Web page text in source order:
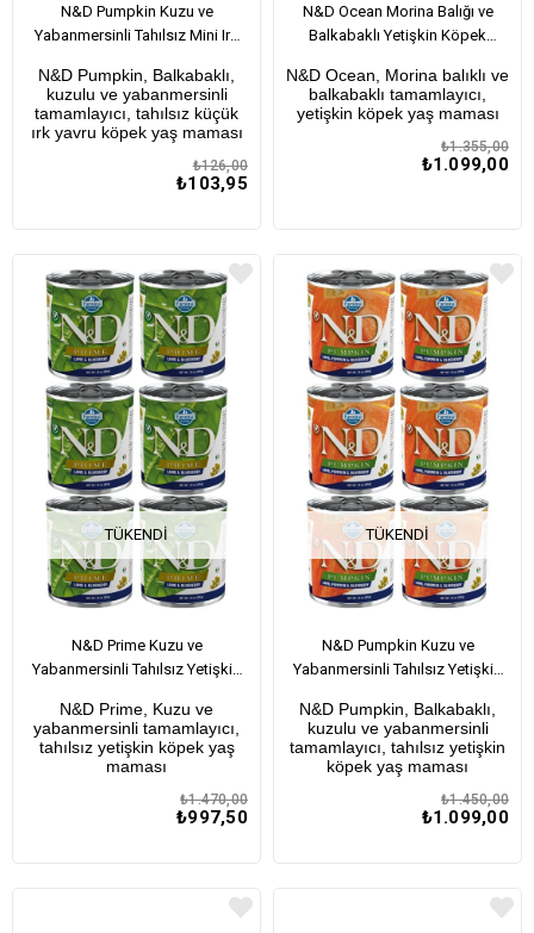
N&D Pumpkin Kuzu ve
Yabanmersinli Tahılsız Mini Irk
N&D Pumpkin, Balkabaklı,
kuzulu ve yabanmersinli
tamamlayıcı, tahılsız küçük
ırk yavru köpek yaş maması
₺103,95
₺126,00
N&D Ocean Morina Balığı ve
Balkabaklı Yetişkin Köpek
Konservesi 285 Gr x 6 Adet
N&D Ocean, Morina balıklı ve
balkabaklı tamamlayıcı,
yetişkin köpek yaş maması
₺1.099,00
₺1.355,00
TÜKENDI
N&D Prime Kuzu ve
Yabanmersinli Tahılsız Yetişkin
Adet
N&D Prime, Kuzu ve
yabanmersinli tamamlayıcı,
tahılsız yetişkin köpek yaş
maması
₺997,50
₺1.470,00
TÜKENDI
N&D Pumpkin Kuzu ve
Yabanmersinli Tahılsız Yetişkin
Adet
N&D Pumpkin, Balkabaklı,
kuzulu ve yabanmersinli
tamamlayıcı, tahılsız yetişkin
köpek yaş maması
₺1.099,00
₺1.450,00